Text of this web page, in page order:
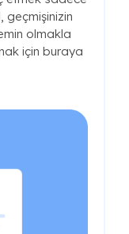
geçmişinizin
olmakla
için buraya